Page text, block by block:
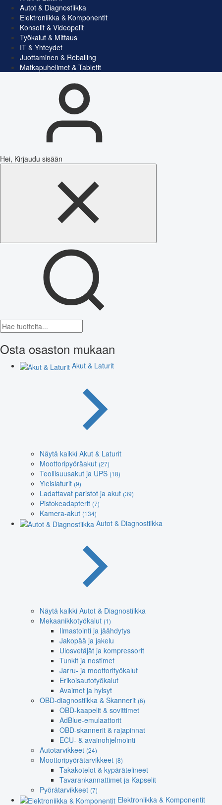
Autot & Diagnostiikka
Elektroniikka & Komponentit
Konsolit & Videopelit
Työkalut & Mittaus
IT & Yhteydet
Juottaminen & Reballing
Matkapuhelimet & Tabletit
Hei, Kirjaudu sisään
Osta osaston mukaan
Akut & Laturit
Näytä kaikki Akut & Laturit
Moottoripyöräakut (27)
Teollisuusakut ja UPS (18)
Yleislaturit (9)
Ladattavat paristot ja akut (39)
Pistokeadapterit (7)
Kamera-akut (134)
Autot & Diagnostiikka
Näytä kaikki Autot & Diagnostiikka
Mekaanikkotyökalut (1)
Ilmastointi ja jäähdytys
Jakopää ja jakelu
Ulosvetäjät ja kompressorit
Tunkit ja nostimet
Jarru- ja moottorityökalut
Erikoisautotyökalut
Avaimet ja hylsyt
OBD-diagnostiikka & Skannerit (6)
OBD-kaapelit & sovittimet
AdBlue-emulaattorit
OBD-skannerit & rajapinnat
ECU- & avainohjelmointi
Autotarvikkeet (24)
Moottoripyörätarvikkeet (8)
Takakotelot & kypärätelineet
Tavarankannattimet ja Kapselit
Pyörätarvikkeet (7)
Elektroniikka & Komponentit